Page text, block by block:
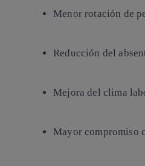
Menor rotación de
Reducción del
Mejora del clima
Mayor compromiso